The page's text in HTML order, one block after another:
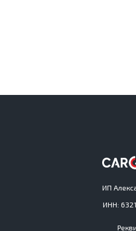
ИП
ИНН: